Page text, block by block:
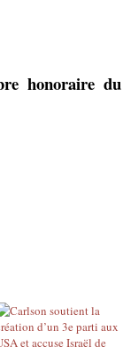
honoraire du